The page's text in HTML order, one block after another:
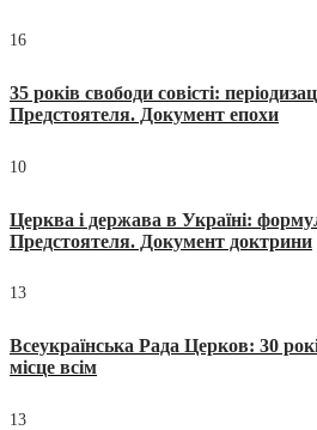
16
35 років свободи совісті:
Предстоятеля. Документ епохи
10
Церква і держава в Україні:
Предстоятеля. Документ доктрини
13
Всеукраїнська Рада Церков: 30
місце всім
13